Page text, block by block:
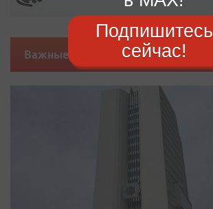
Важные новости
Подпишитесь
сейчас!